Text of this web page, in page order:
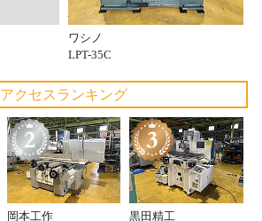
ワシノ
LPT-35C
アクセスランキング
岡本工作 黒田精工